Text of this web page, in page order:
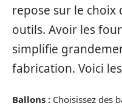
repose sur le choix
outils. Avoir les
simplifie
fabrication. Voici
Ballons : Choisissez des